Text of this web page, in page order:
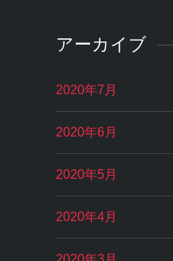
アーカイブ
2020年7月
2020年6月
2020年5月
2020年4月